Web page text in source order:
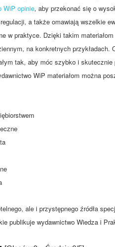
WiP opinie, aby przekonać się o
a także omawiają wszelkie
w praktyce. Dzięki takim
na konkretnych
tak, aby móc szybko i
WiP materiałom można
ale i przystępnego źródła
publikuje wydawnictwo Wiedza i